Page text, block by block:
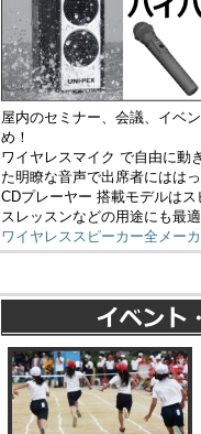
屋内のセミナー、会議、イベ
め！
ワイヤレスマイク で自由に動
た明瞭な音声で出席者にはは
CDプレーヤー 搭載モデルは
スレッスンなどの用途にも最
ワイヤレススピーカー全メー